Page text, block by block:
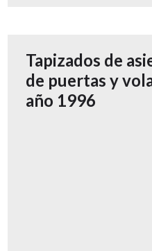
Tapizados de
de puertas y
año 1996